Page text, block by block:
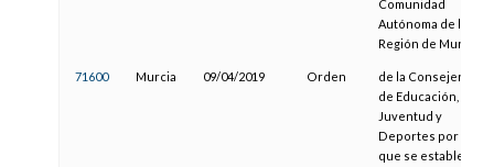
Comunidad
Autónoma de la
Región de Murcia
71600 Murcia 09/04/2019 Orden
de la Consejería
de Educación,
Juventud y
Deportes por la
que se establece